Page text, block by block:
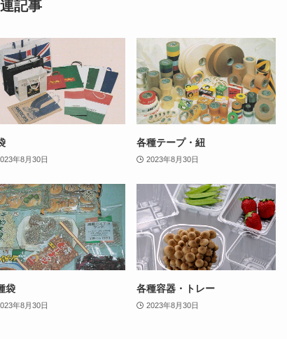
記事
年8月30日
各種テープ・紐
2023年8月30日
袋
年8月30日
各種容器・トレー
2023年8月30日